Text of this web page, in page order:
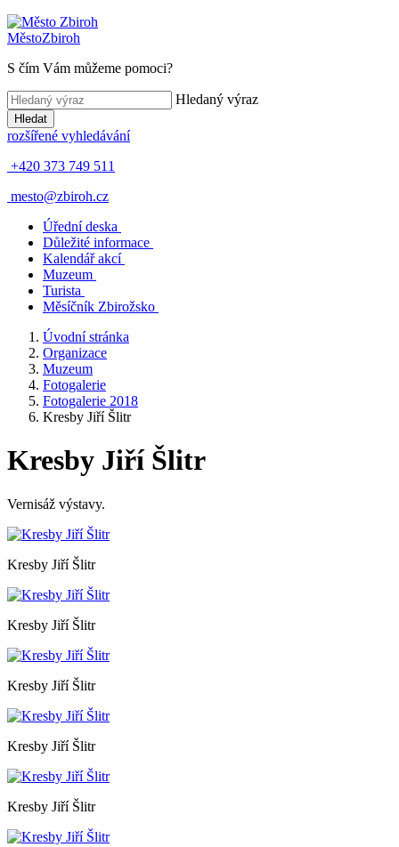
MěstoZbiroh
S čím Vám můžeme pomoci?
Hledaný výraz
Hledat
rozšířené vyhledávání
+420 373 749 511
mesto@zbiroh.cz
Úřední deska
Důležité informace
Kalendář akcí
Muzeum
Turista
Měsíčník Zbirožsko
Úvodní stránka
Organizace
Muzeum
Fotogalerie
Fotogalerie 2018
Kresby Jiří Šlitr
Kresby Jiří Šlitr
Vernisáž výstavy.
Kresby Jiří Šlitr
Kresby Jiří Šlitr
Kresby Jiří Šlitr
Kresby Jiří Šlitr
Kresby Jiří Šlitr